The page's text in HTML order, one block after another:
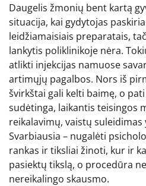
Daugelis žmonių bent kartą
situacija, kai gydytojas
leidžiamaisiais preparatais,
lankytis poliklinikoje nėra.
atlikti injekcijas namuose
artimųjų pagalbos. Nors iš
švirkštai gali kelti baimę, o
sudėtinga, laikantis teisingos
reikalavimų, vaistų suleidimas
Svarbiausia – nugalėti
rankas ir tiksliai žinoti, kur ir
pasiektų tikslą, o procedūra
nereikalingo skausmo.